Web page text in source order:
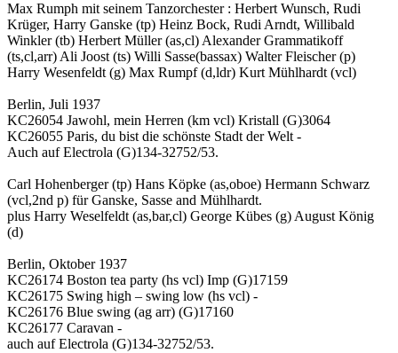
Max Rumph mit seinem Tanzorchester : Herbert Wunsch, Rudi
Krüger, Harry Ganske (tp) Heinz Bock, Rudi Arndt, Willibald
Winkler (tb) Herbert Müller (as,cl) Alexander Grammatikoff
(ts,cl,arr) Ali Joost (ts) Willi Sasse(bassax) Walter Fleischer (p)
Harry Wesenfeldt (g) Max Rumpf (d,ldr) Kurt Mühlhardt (vcl)
Berlin, Juli 1937
KC26054 Jawohl, mein Herren (km vcl) Kristall (G)3064
KC26055 Paris, du bist die schönste Stadt der Welt -
Auch auf Electrola (G)134-32752/53.
Carl Hohenberger (tp) Hans Köpke (as,oboe) Hermann Schwarz
(vcl,2nd p) für Ganske, Sasse and Mühlhardt.
plus Harry Weselfeldt (as,bar,cl) George Kübes (g) August König
(d)
Berlin, Oktober 1937
KC26174 Boston tea party (hs vcl) Imp (G)17159
KC26175 Swing high – swing low (hs vcl) -
KC26176 Blue swing (ag arr) (G)17160
KC26177 Caravan -
auch auf Electrola (G)134-32752/53.